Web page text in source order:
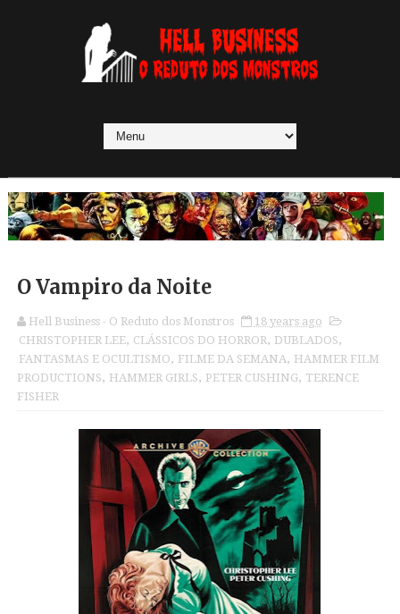
O Vampiro da Noite
Hell Business - O Reduto dos Monstros
18 years ago
CHRISTOPHER LEE, CLÁSSICOS DO HORROR, DUBLADOS,
FANTASMAS E OCULTISMO, FILME DA SEMANA, HAMMER FILM
PRODUCTIONS, HAMMER GIRLS, PETER CUSHING, TERENCE
FISHER